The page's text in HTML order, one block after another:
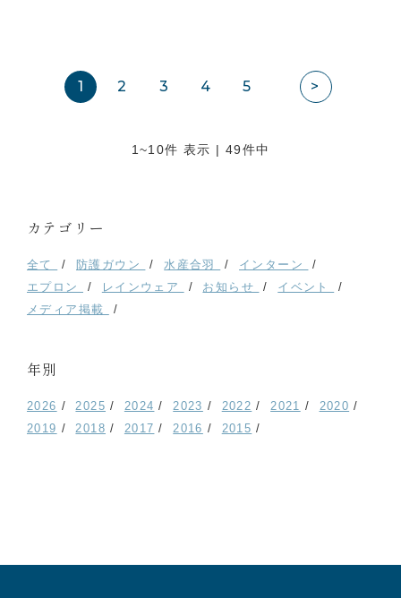
1 2 3 4 5 >
1~10件 表示 | 49件中
カテゴリー
全て 防護ガウン 水産合羽
インターン
エプロン
レインウェア お知らせ
イベント
メディア掲載
年別
2026 2025 2024 2023 2022 2021
2020
2019
2018 2017 2016 2015